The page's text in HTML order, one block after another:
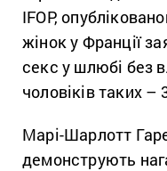
IFOP,
жінок у Франції
секс у шлюбі без
чоловіків таких –
Марі-Шарлотт
демонструють